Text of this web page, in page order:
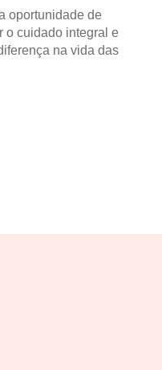
oportunidade de
o cuidado integral e
na vida das